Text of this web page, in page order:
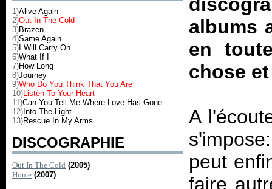
1)Alive Again
2)Out In The Cold
3)Brazen
4)Same Again
5) I Will Carry On
6)What If I
7)How Long
8)Journey
9)Who Do You Think That You Are
10)Listen To Your Heart
11)Can You Tell Me Where Love Has Gone
12) Into The Light
13)Rescue In My Arms
DISCOGRAPHIE
Out In The Cold (2005)
Home (2007)
albums
en
chose
A
peut
faire